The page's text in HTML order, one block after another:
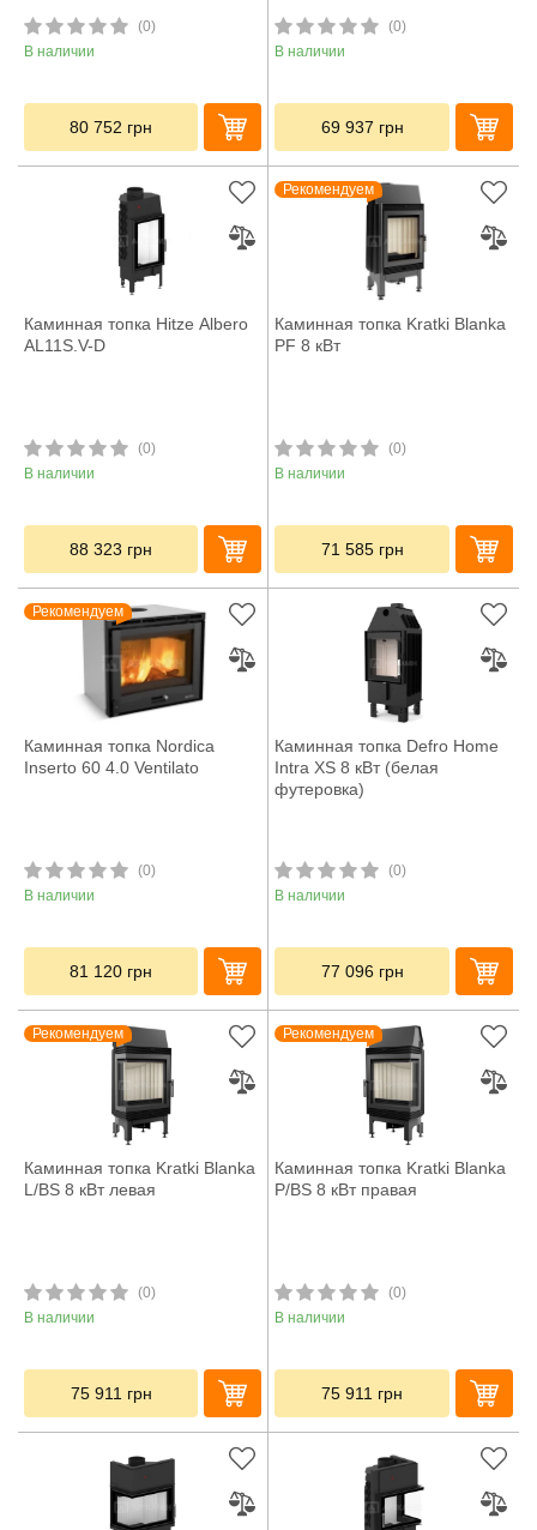
(0)
В наличии
80 752 грн
(0)
В наличии
69 937 грн
Каминная топка Hitze Albero
AL11S.V-D
(0)
В наличии
88 323 грн
Рекомендуем
Каминная топка Kratki Blanka
PF 8 кВт
(0)
В наличии
71 585 грн
Рекомендуем
Каминная топка Nordica
Inserto 60 4.0 Ventilato
(0)
В наличии
81 120 грн
Каминная топка Defro Home
Intra XS 8 кВт (белая
футеровка)
(0)
В наличии
77 096 грн
Рекомендуем
Каминная топка Kratki Blanka
L/BS 8 кВт левая
(0)
В наличии
75 911 грн
Рекомендуем
Каминная топка Kratki Blanka
P/BS 8 кВт правая
(0)
В наличии
75 911 грн